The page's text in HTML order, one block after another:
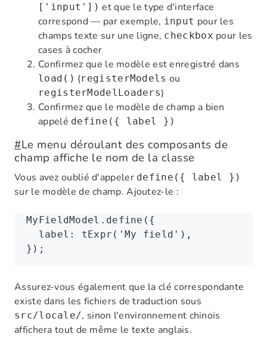
['input']) et que le type d'interface
correspond — par exemple, input pour les
champs texte sur une ligne, checkbox pour les
cases à cocher
Confirmez que le modèle est enregistré dans
load() (registerModels ou
registerModelLoaders)
Confirmez que le modèle de champ a bien
appelé define({ label })
#Le menu déroulant des composants de
champ affiche le nom de la classe
Vous avez oublié d'appeler define({ label })
sur le modèle de champ. Ajoutez-le :
MyFieldModel .define ({
  label
: tExpr ( 'My field' ) ,
});
Assurez-vous également que la clé correspondante
existe dans les fichiers de traduction sous
src/locale/, sinon l'environnement chinois
affichera tout de même le texte anglais.